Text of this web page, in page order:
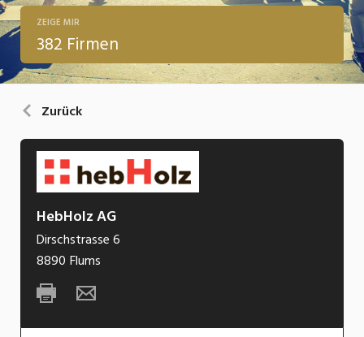
ZEIGE MIR
382 Firmen
Zurück
HebHolz AG
Dirschstrasse 6
8890 Flums